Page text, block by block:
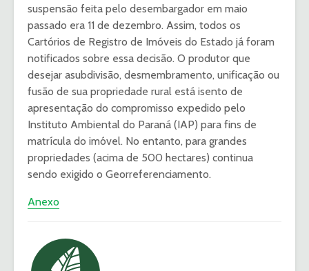
suspensão feita pelo desembargador em maio
passado era 11 de dezembro. Assim, todos os
Cartórios de Registro de Imóveis do Estado já foram
notificados sobre essa decisão. O produtor que
desejar asubdivisão, desmembramento, unificação ou
fusão de sua propriedade rural está isento de
apresentação do compromisso expedido pelo
Instituto Ambiental do Paraná (IAP) para fins de
matrícula do imóvel. No entanto, para grandes
propriedades (acima de 500 hectares) continua
sendo exigido o Georreferenciamento.
Anexo